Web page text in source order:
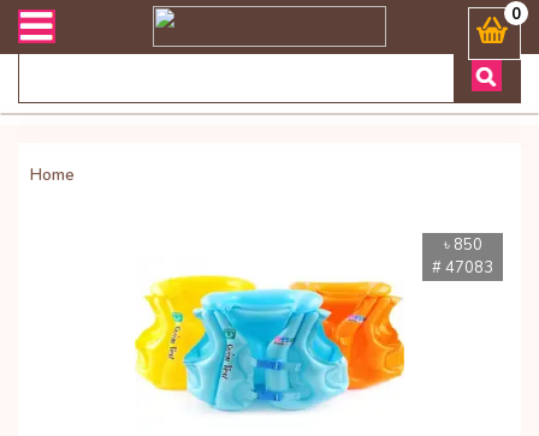
সংক্রান্ত যেকোনো জিজ্ঞাসায় কল করুনঃ ( Whatsapp ) 0
Home
৳ 850
# 47083